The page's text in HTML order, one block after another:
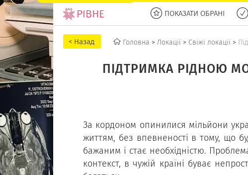
РІВНЕ ПОКАЗАТИ ОБРАНІ
Головна > Локації > Свіжі локації >
ПІДТРИМКА РІДНОЮ
За кордоном опинилися мільйони
життям, без впевненості в тому, що
бажаним і стає необхідністю.
контекст, в чужій країні буває